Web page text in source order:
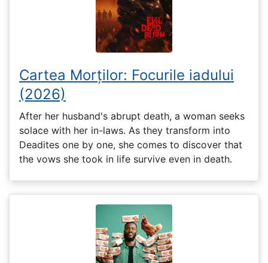
Cartea Morților: Focurile iadului
(2026)
After her husband's abrupt death, a woman seeks
solace with her in-laws. As they transform into
Deadites one by one, she comes to discover that
the vows she took in life survive even in death.